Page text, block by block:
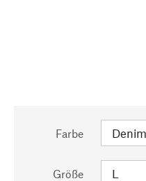
Farbe
Größe